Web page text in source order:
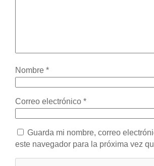
Nombre *
Correo electrónico *
Guarda mi nombre, correo
este navegador para la próxima vez